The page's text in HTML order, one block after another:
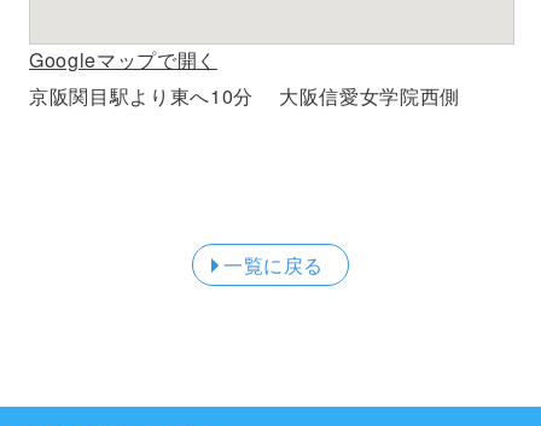
Googleマップで開く
京阪関目駅より東へ10分 大阪信愛女学院西側
一覧に戻る